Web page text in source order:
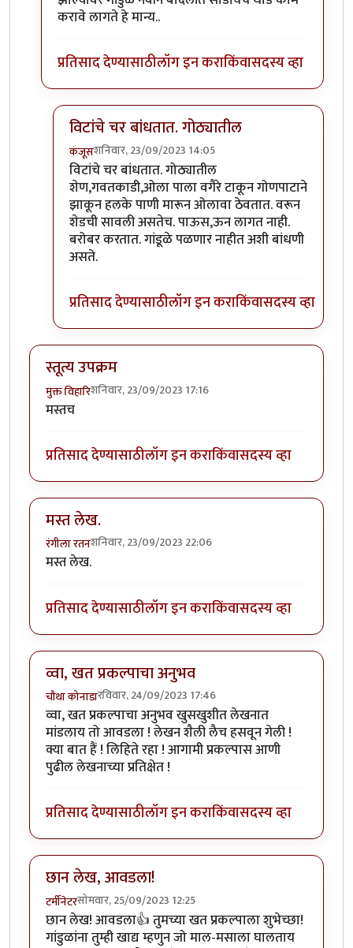
करावे लागते हे मान्य..
प्रतिसाद देण्यासाठीलॉग इन कराकिंवासदस्य व्हा
विटांचे चर बांधतात. गोठ्यातील
कंजूसशनिवार, 23/09/2023 14:05
In reply toगांडूळ खत जमिनीवर करता येत
विटांचे चर बांधतात. गोठ्यातील
शेण,गवतकाडी,ओला पाला वगैरे टाकून गोणपाटाने
झाकून हलके पाणी मारून ओलावा ठेवतात. वरून
शेडची सावली असतेच. पाऊस,ऊन लागत नाही.
बरोबर करतात. गांडूळे पळणार नाहीत अशी बांधणी
असते.
प्रतिसाद देण्यासाठीलॉग इन कराकिंवासदस्य व्हा
स्तूत्य उपक्रम
मुक्त विहारिशनिवार, 23/09/2023 17:16
मस्तच
प्रतिसाद देण्यासाठीलॉग इन कराकिंवासदस्य व्हा
मस्त लेख.
रंगीला रतनशनिवार, 23/09/2023 22:06
मस्त लेख.
प्रतिसाद देण्यासाठीलॉग इन कराकिंवासदस्य व्हा
व्वा, खत प्रकल्पाचा अनुभव
चौथा कोनाडारविवार, 24/09/2023 17:46
व्वा, खत प्रकल्पाचा अनुभव खुसखुशीत लेखनात
मांडलाय तो आवडला ! लेखन शैली लैच हसवून गेली !
क्या बात हैं ! लिहिते रहा ! आगामी प्रकल्पास आणी
पुढील लेखनाच्या प्रतिक्षेत !
प्रतिसाद देण्यासाठीलॉग इन कराकिंवासदस्य व्हा
छान लेख, आवडला!
टर्मीनेटरसोमवार, 25/09/2023 12:25
छान लेख! आवडला👍 तुमच्या खत प्रकल्पाला शुभेच्छा!
गांडुळांना तुम्ही खाद्य म्हणुन जो माल-मसाला घालताय